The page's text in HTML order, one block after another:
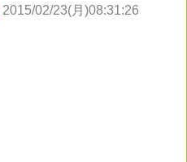
2015/02/23(月)08:31:26